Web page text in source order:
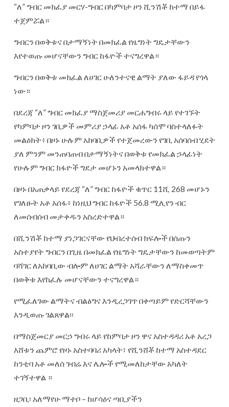
“ለ” ግብር መክፈያ መርሃ-ግብር በካምባታ ዞን ሺንሽቾ ከተማ በይፋ
ተጀምሯል።
ግብርን በወቅቱና በታማኝነት በመክፈል የዜግነት ግዴታቸውን
እየተወጡ መሆናቸውን ግብር ከፋዮች ተናግረዋል።
ግብርን በወቅቱ መክፈል ለሀገር ሁለንተናዊ ልማት ያለው ፋይዳ የጎላ
ነው።
በደረጃ “ለ” ግብር መክፈያ ማስጀመሪያ መርሐግብሩ ላይ የተገኙት
የካምባታ ዞን ገቢዎች መምሪያ ኃላፊ አቶ አሰፋ ካሰሞ ባስተላለፉት
መልዕክት፥ በዞኑ ሁሉም አከባቢዎች የተጀመረውን የገቢ አሰባሰብ ሂደት
ያለ ምንም መንጠባጠብ በታማኝነትና በወቅቱ የመክፈል ኃላፊነት
የሁሉም ግብር ክፋዮች ግደታ መሆኑን አመላክተዋል።
በዞኑ በአጠቃላይ የደረጃ “ለ” ግብር ከፋዮች ቁጥር 11ሺ 268 መሆኑን
የገለፁት አቶ አሰፋ፥ ከነዚህ ግብር ከፋዮች 56.8 ሚሊየን ብር
ለመሰብሰብ መታቀዱን አስረድተዋል።
በሺንሽቾ ከተማ ያነጋገርናቸው የህብረተሰብ ክፍሎች በሰጡን
አስተያየት ግብርን በጊዜ በመክፈል የዜግነት ግዴታቸውን ከመወጣትም
ባሻገር ለአከባቢው ብሎም ለሀገር ልማት አሻራቸውን ለማስቀመጥ
በወቅቱ እየከፈሉ መሆናቸውን ተናግረዋል።
የሚፈለገው ልማትና ብልፅግና እንዲረጋገጥ በቀጣይም የድርሻቸውን
እንዲወጡ ገልጸዋል፡፡
በማስጀመርያ መርኃ ግብሩ ላይ የከምባታ ዞን ዋና አስተዳዳሪ አቶ አረጋ
እሸቱን ጨምሮ የዞኑ አስተባባሪ አካላት፣ የሺንሸቾ ከተማ አስተዳደር
ከንቲባ አቶ መለሰ ገብሬ እና ሌሎች የሚመለከታቸው አካለት
ተገኝተዋል ።
ዘጋቢ፡ አለማየሁ ማተቦ – ከሆሳዕና ጣቢያችን